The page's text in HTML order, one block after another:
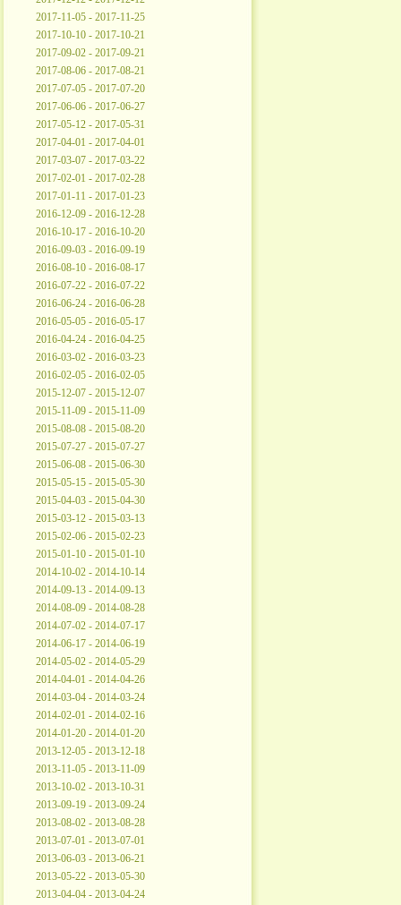
2017-11-05 - 2017-11-25
2017-10-10 - 2017-10-21
2017-09-02 - 2017-09-21
2017-08-06 - 2017-08-21
2017-07-05 - 2017-07-20
2017-06-06 - 2017-06-27
2017-05-12 - 2017-05-31
2017-04-01 - 2017-04-01
2017-03-07 - 2017-03-22
2017-02-01 - 2017-02-28
2017-01-11 - 2017-01-23
2016-12-09 - 2016-12-28
2016-10-17 - 2016-10-20
2016-09-03 - 2016-09-19
2016-08-10 - 2016-08-17
2016-07-22 - 2016-07-22
2016-06-24 - 2016-06-28
2016-05-05 - 2016-05-17
2016-04-24 - 2016-04-25
2016-03-02 - 2016-03-23
2016-02-05 - 2016-02-05
2015-12-07 - 2015-12-07
2015-11-09 - 2015-11-09
2015-08-08 - 2015-08-20
2015-07-27 - 2015-07-27
2015-06-08 - 2015-06-30
2015-05-15 - 2015-05-30
2015-04-03 - 2015-04-30
2015-03-12 - 2015-03-13
2015-02-06 - 2015-02-23
2015-01-10 - 2015-01-10
2014-10-02 - 2014-10-14
2014-09-13 - 2014-09-13
2014-08-09 - 2014-08-28
2014-07-02 - 2014-07-17
2014-06-17 - 2014-06-19
2014-05-02 - 2014-05-29
2014-04-01 - 2014-04-26
2014-03-04 - 2014-03-24
2014-02-01 - 2014-02-16
2014-01-20 - 2014-01-20
2013-12-05 - 2013-12-18
2013-11-05 - 2013-11-09
2013-10-02 - 2013-10-31
2013-09-19 - 2013-09-24
2013-08-02 - 2013-08-28
2013-07-01 - 2013-07-01
2013-06-03 - 2013-06-21
2013-05-22 - 2013-05-30
2013-04-04 - 2013-04-24